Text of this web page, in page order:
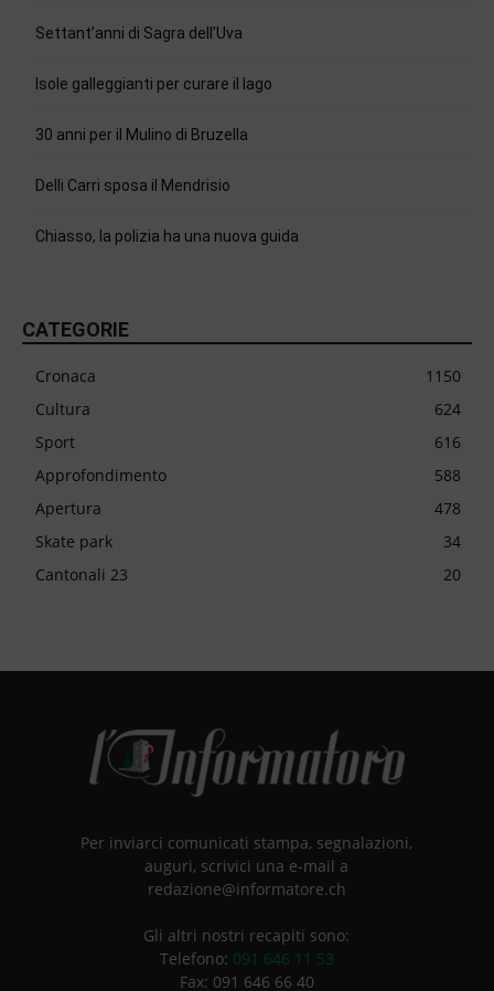
Settant’anni di Sagra dell’Uva
Isole galleggianti per curare il lago
30 anni per il Mulino di Bruzella
Delli Carri sposa il Mendrisio
Chiasso, la polizia ha una nuova guida
CATEGORIE
Cronaca
1150
Cultura
624
Sport
616
Approfondimento
588
Apertura
478
Skate park
34
Cantonali 23
20
Per inviarci comunicati stampa, segnalazioni,
auguri, scrivici una e-mail a
redazione@informatore.ch
Gli altri nostri recapiti sono:
Telefono: 091 646 11 53
Fax: 091 646 66 40